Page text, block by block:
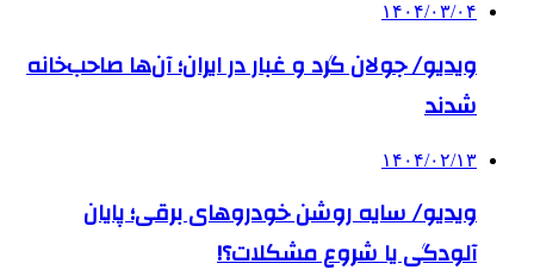
۱۴۰۴/۰۳/۰۴
ویدیو/ جولان گرد و غبار در ایران؛ آن‌ها صاحب‌خانه
شدند
۱۴۰۴/۰۲/۱۳
ویدیو/ سایه روشن خودروهای برقی؛ پایان
آلودگی یا شروع مشکلات؟!